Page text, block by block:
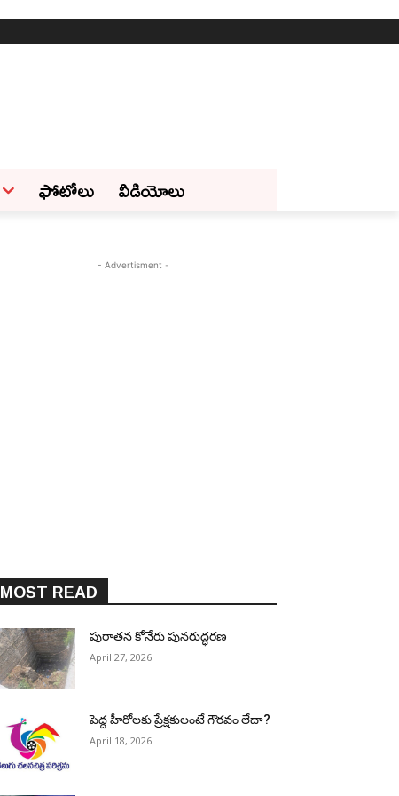
ఫోటోలు వీడియోలు
- Advertisment -
MOST READ
పురాత‌న కోనేరు పున‌రుద్ధ‌ర‌ణ
April 27, 2026
పెద్ద హీరోల‌కు ప్రేక్ష‌కులంటే గౌర‌వం లేదా?
April 18, 2026